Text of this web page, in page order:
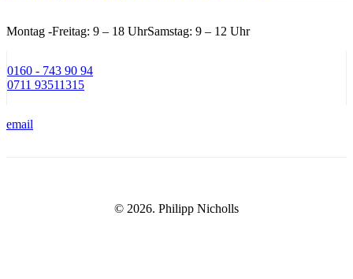
Montag -Freitag: 9 – 18 UhrSamstag: 9 – 12 Uhr
0160 - 743 90 94
0711 93511315
email
© 2026. Philipp Nicholls